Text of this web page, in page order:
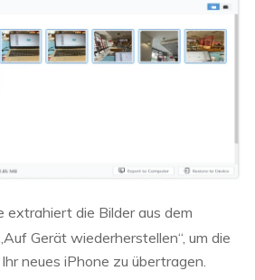
extrahiert die Bilder aus dem
Gerät wiederherstellen“, um die
neues iPhone zu übertragen.